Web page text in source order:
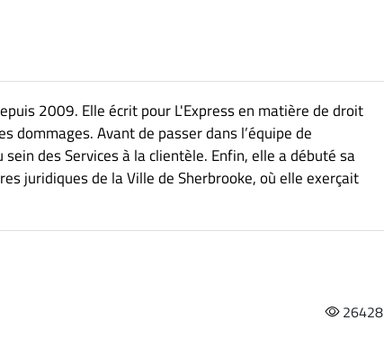
2009. Elle écrit pour L'Express en matière de droit
dommages. Avant de passer dans l’équipe de
des Services à la clientèle. Enfin, elle a débuté sa
juridiques de la Ville de Sherbrooke, où elle exerçait
26428